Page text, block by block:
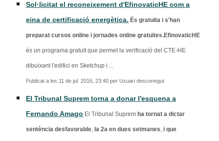
Sol·licitat el reconeixement d'EfinovaticHE com a
eina de certificació energètica. És gratuïta i s'han
preparat cursos online i jornades online gratuïtes.EfinovaticHE
és un programa gratuït que permet la verificació del CTE-HE
dibuixant l'edifici en Sketchup i ...
Publicat a les 11 de jul. 2016, 23:40 per Usuari desconegut
El Tribunal Suprem torna a donar l'esquena a
Fernando Amago El Tribunal Suprem ha tornat a dictar
sentència desfavorable, la 2a en dues setmanes, i que